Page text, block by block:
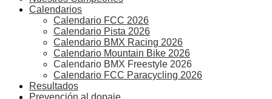
Calendarios
Calendario FCC 2026
Calendario Pista 2026
Calendario BMX Racing 2026
Calendario Mountain Bike 2026
Calendario BMX Freestyle 2026
Calendario FCC Paracycling 2026
Resultados
Prevención al dopaje